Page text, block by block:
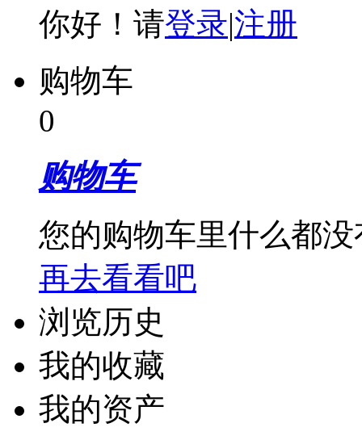
你好！请登录|注册
购物车
0
购物车
您的购物车里什么都没
再去看看吧
浏览历史
我的收藏
我的资产